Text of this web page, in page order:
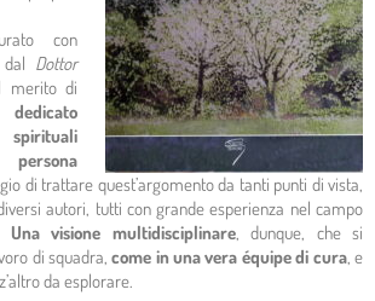
con
Dottor
merito di
dedicato
persona
di trattare quest’argomento da tanti punti di vista,
autori, tutti con grande esperienza nel campo
Una visione multidisciplinare, dunque, che si
di squadra,come in una vera équipe di cura, e
da esplorare.